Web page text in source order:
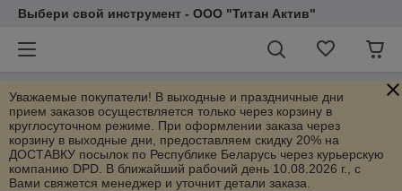
Выбери свой инструмент - ООО "Титан Актив"
Уважаемые покупатели! В выходные и праздничные дни
прием заказов осуществляется только через корзину в
круглосуточном режиме. При оформлении заказа через
корзину в выходные дни, предоставляем скидку 20% на
ДОСТАВКУ посылок по Республике Беларусь через курьерскую
компанию DPD. В ближайший рабочий день 10.08.2026 г., с
Вами свяжется менеджер и уточнит детали заказа.